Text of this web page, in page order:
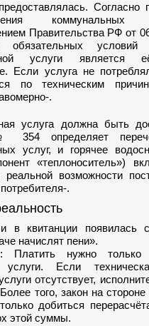
Согласно
Правительства РФ от
условий
услуги является
Если услуга не
по техническим
.
услуга должна быть
определяет
услуг, и горячее
«теплоноситель»)
реальной возможности
.
в квитанции появилась
начислят пени».
Платить нужно только
услуги. Если
отсутствует,
того, закон на
добиться
этой суммы.